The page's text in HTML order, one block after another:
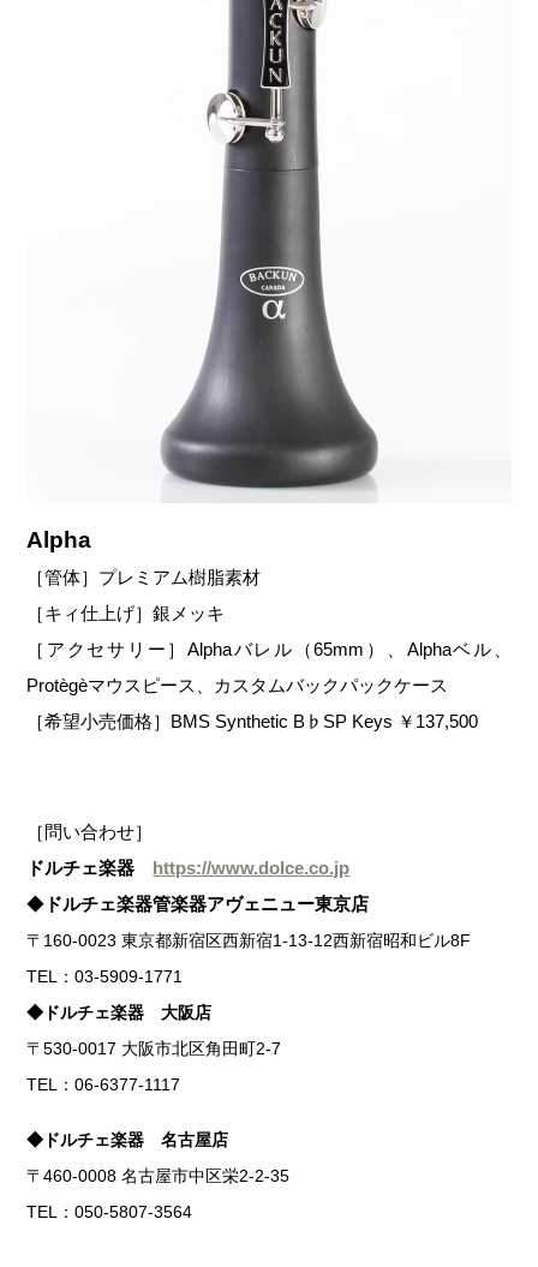
Alpha
［管体］プレミアム樹脂素材
［キィ仕上げ］銀メッキ
［アクセサリー］Alphaバレル（65mm）、Alphaベル、
Protègèマウスピース、カスタムバックパックケース
［希望小売価格］BMS Synthetic B♭SP Keys ￥137,500
［問い合わせ］
ドルチェ楽器 https://www.dolce.co.jp
◆ ドルチェ楽器管楽器アヴェニュー東京店
〒160-0023 東京都新宿区西新宿1-13-12西新宿昭和ビル8F
TEL：03-5909-1771
◆ドルチェ楽器 大阪店
〒530-0017 大阪市北区角田町2-7
TEL：06-6377-1117
◆ドルチェ楽器 名古屋店
〒460-0008 名古屋市中区栄2-2-35
TEL：050-5807-3564